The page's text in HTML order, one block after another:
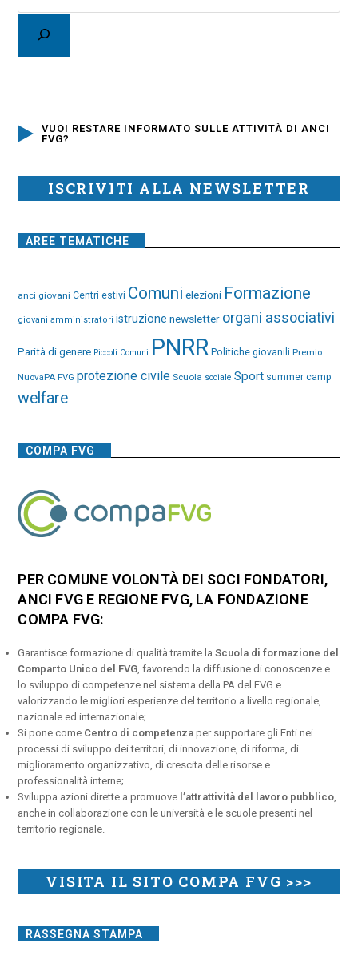
VUOI RESTARE INFORMATO SULLE ATTIVITÀ DI ANCI
FVG?
ISCRIVITI ALLA NEWSLETTER
AREE TEMATICHE
anci giovani Centri estivi Comuni elezioni Formazione
giovani amministratori istruzione newsletter organi associativi
Parità di genere Piccoli Comuni PNRR Politiche giovanili Premio
NuovaPA FVG protezione civile Scuola sociale Sport summer camp
welfare
COMPA FVG
PER COMUNE VOLONTÀ DEI SOCI FONDATORI,
ANCI FVG E REGIONE FVG, LA FONDAZIONE
COMPA FVG:
Garantisce formazione di qualità tramite laScuola di formazione del
Comparto Unico del FVG , favorendo la diffusione di conoscenze e
lo sviluppo di competenze nel sistema della PA del FVG e
valorizzando le migliori esperienze del territorio a livello regionale,
nazionale ed internazionale;
Si pone come Centro di competenza per supportare gli Enti nei
processi di sviluppo dei territori, di innovazione, di riforma, di
miglioramento organizzativo, di crescita delle risorse e
professionalità interne;
Sviluppa azioni dirette a promuove l’attrattività del lavoro pubblico
anche in collaborazione con le università e le scuole presenti nel
territorio regionale.
VISITA IL SITO COMPA FVG >>>
RASSEGNA STAMPA